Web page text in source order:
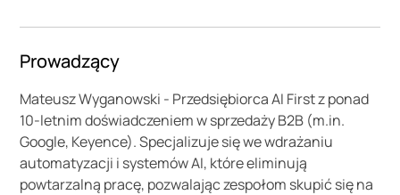
Prowadzący
Mateusz Wyganowski - Przedsiębiorca AI First z ponad
10-letnim doświadczeniem w sprzedaży B2B (m.in.
Google, Keyence). Specjalizuje się we wdrażaniu
automatyzacji i systemów AI, które eliminują
powtarzalną pracę, pozwalając zespołom skupić się na